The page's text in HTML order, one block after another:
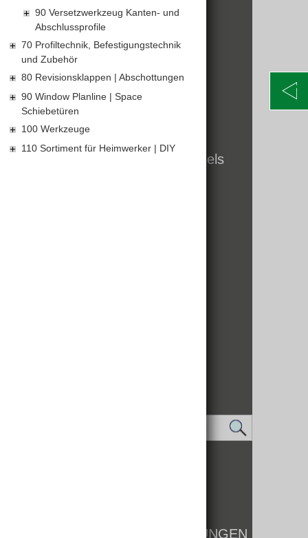
90 Versetzwerkzeug Kanten- und
Abschlussprofile
70 Profiltechnik, Befestigungstechnik
und Zubehör
80 Revisionsklappen | Abschottungen
90 Window Planline | Space
Schiebetüren
100 Werkzeuge
110 Sortiment für Heimwerker | DIY
info@kormann.at
ÖFFNUNGSZEITEN
MO-DO:
06:30 - 17:00 Uhr
FR:
06:30 - 14:00 Uhr
SA:
geschlossen
Öffnungszeiten zum Jahreswechsels
BARRIEREFREIHEIT EINSTELLUNGEN